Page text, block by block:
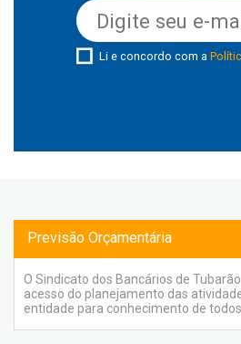
Li e concordo com a
Previsão Orçamentária
O Sindicato dos Bancários de
acesso do planejamento das
entidade para conhecimento de todos.